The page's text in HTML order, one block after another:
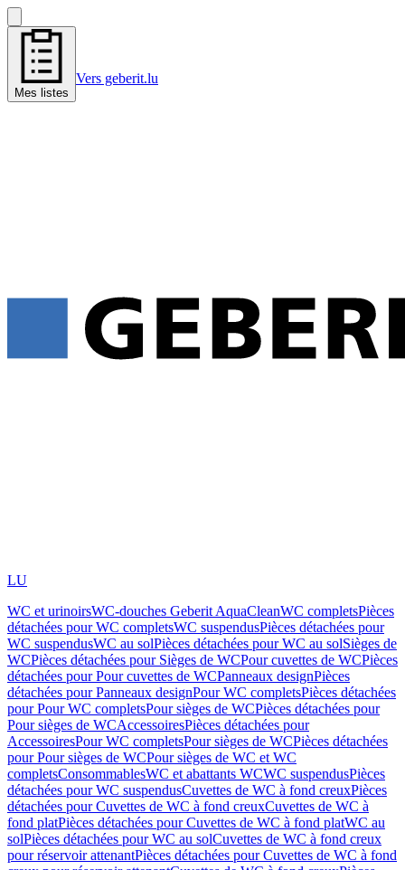
Mes listes
Vers geberit.lu
LU
WC et urinoirsWC-douches Geberit AquaCleanWC completsPièces
détachées pour WC completsWC suspendusPièces détachées pour
WC suspendusWC au solPièces détachées pour WC au solSièges de
WCPièces détachées pour Sièges de WCPour cuvettes de WCPièces
détachées pour Pour cuvettes de WCPanneaux designPièces
détachées pour Panneaux designPour WC completsPièces détachées
pour Pour WC completsPour sièges de WCPièces détachées pour
Pour sièges de WCAccessoiresPièces détachées pour
AccessoiresPour WC completsPour sièges de WCPièces détachées
pour Pour sièges de WCPour sièges de WC et WC
completsConsommablesWC et abattants WCWC suspendusPièces
détachées pour WC suspendusCuvettes de WC à fond creuxPièces
détachées pour Cuvettes de WC à fond creuxCuvettes de WC à
fond platPièces détachées pour Cuvettes de WC à fond platWC au
solPièces détachées pour WC au solCuvettes de WC à fond creux
pour réservoir attenantPièces détachées pour Cuvettes de WC à fond